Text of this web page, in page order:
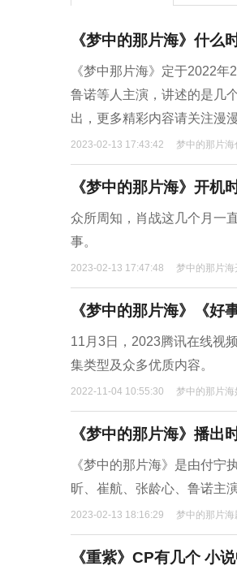
《梦中的那片海》什么
《梦中那片海》定于2022
鲁诺等人主演，讲述的是几
出，更多精彩内容请关注漫
2023-02-13 17:43:42 梦中的那片海
《梦中的那片海》开机
众所周知，肖战这几个月一
事。
2023-02-13 17:47:48 梦中的那片海
《梦中的那片海》《好
11月3日，2023腾讯在线视
集类型及众多优质内容。
2022-11-04 10:55:30 梦中的那片海
《梦中的那片海》播出
《梦中的那片海》是由付
昕、崔航、张龄心、鲁诺主
2023-02-13 18:16:29 梦中的那片海
《重紫》CP有几个 小